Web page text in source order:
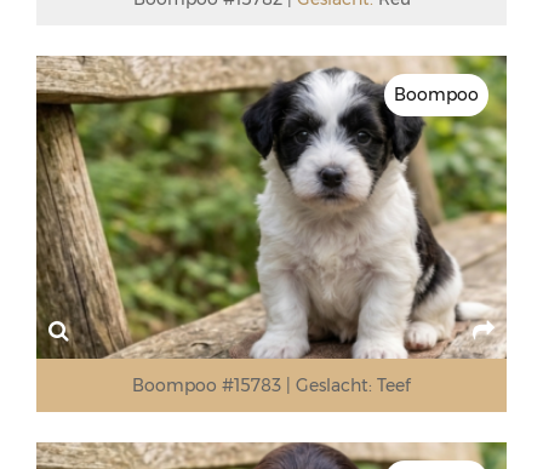
Boompoo
Boompoo #15783 Geslacht: Teef